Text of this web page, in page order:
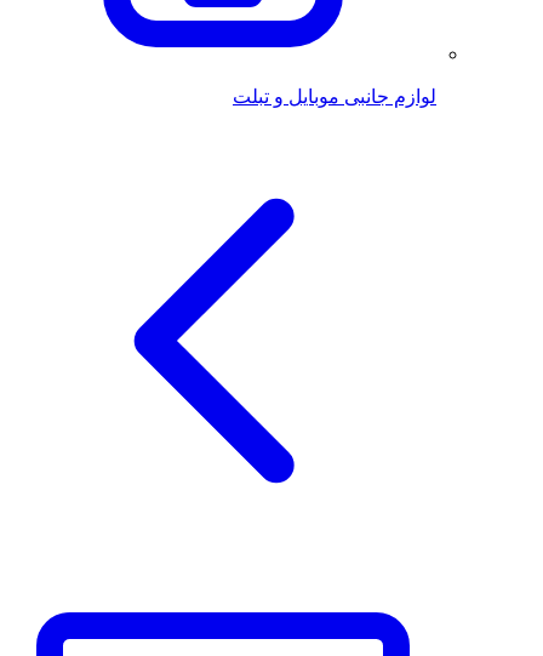
لوازم جانبی موبایل و تبلت